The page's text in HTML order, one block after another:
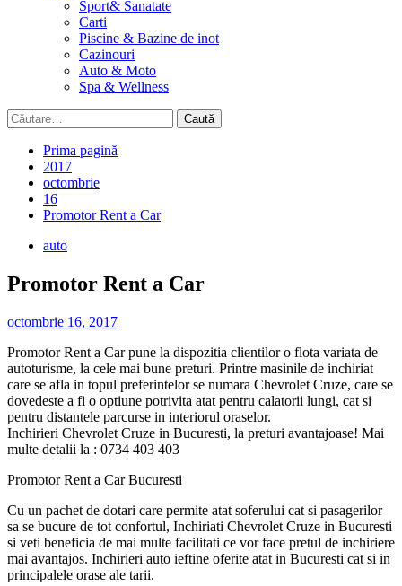
Sport& Sanatate
Carti
Piscine & Bazine de inot
Cazinouri
Auto & Moto
Spa & Wellness
Caută
după:
Prima pagină
2017
octombrie
16
Promotor Rent a Car
auto
Promotor Rent a Car
octombrie 16, 2017
Promotor Rent a Car pune la dispozitia clientilor o flota variata de
autoturisme, la cele mai bune preturi. Printre masinile de inchiriat
care se afla in topul preferintelor se numara Chevrolet Cruze, care se
dovedeste a fi o optiune potrivita atat pentru calatorii lungi, cat si
pentru distantele parcurse in interiorul oraselor.
Inchirieri Chevrolet Cruze in Bucuresti, la preturi avantajoase! Mai
multe detalii la : 0734 403 403
Promotor Rent a Car Bucuresti
Cu un pachet de dotari care permite atat soferului cat si pasagerilor
sa se bucure de tot confortul, Inchiriati Chevrolet Cruze in Bucuresti
si veti beneficia de mai multe facilitati ce vor face pretul de inchiriere
mai avantajos. Inchirieri auto ieftine oferite atat in Bucuresti cat si in
principalele orase ale tarii.